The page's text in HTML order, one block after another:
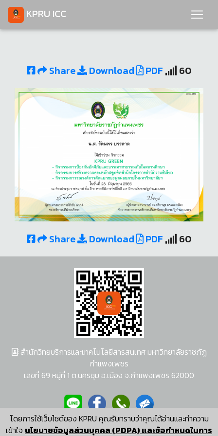
KPRU ICC
Share Download PDF 60
Share Download PDF 60
โดยการใช้เว็บไซต์ของ KPRU คุณรับทราบว่าคุณได้อ่านและทำความ
เข้าใจ นโยบายข้อมูลส่วนบุคคล (PDPA) และข้อกำหนดในการ
สำนักวิทยบริการและเทคโนโลยีสารสนเทศ มหาวิทยาลัยราชภัฏ
กำแพงเพชร
เลขที่ 69 หมู่ที่ 1 ต.นครชุม อ.เมือง จ.กำแพงเพชร 62000
ผู้พัฒนาระบบ อนุชา พวงผกา